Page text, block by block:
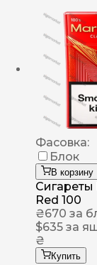
Фасовка:
Блок
В корзину
Сигареты
Red 100
₴670 за
$635 за
₴
Купить